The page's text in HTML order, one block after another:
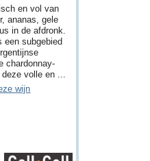
en vol van
ananas, gele
in de afdronk.
een subgebied
chardonnay-
volle en ...
wijn